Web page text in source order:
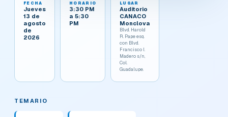
FECHA
Jueves
13 de
agosto
de
2026
HORARIO
3:30 PM
a 5:30
PM
LUGAR
Auditorio
CANACO
Monclova
Blvd. Harold
R. Pape esq.
con Blvd.
Francisco I.
Madero s/n,
Col.
Guadalupe.
TEMARIO